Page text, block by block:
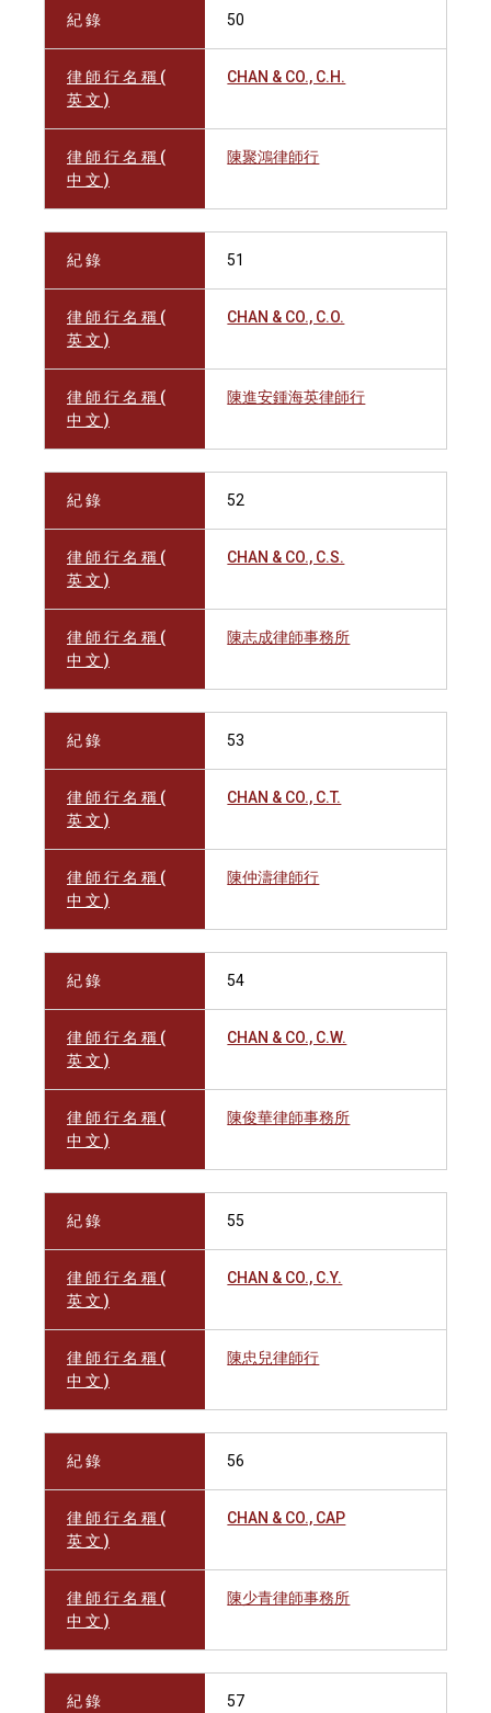
紀 錄 50
律 師 行 名 稱 (
英 文 )
CHAN & CO., C.H.
律 師 行 名 稱 (
中 文 )
陳聚鴻律師行
紀 錄 51
律 師 行 名 稱 (
英 文 )
CHAN & CO., C.O.
律 師 行 名 稱 (
中 文 )
陳進安鍾海英律師行
紀 錄 52
律 師 行 名 稱 (
英 文 )
CHAN & CO., C.S.
律 師 行 名 稱 (
中 文 )
陳志成律師事務所
紀 錄 53
律 師 行 名 稱 (
英 文 )
CHAN & CO., C.T.
律 師 行 名 稱 (
中 文 )
陳仲濤律師行
紀 錄 54
律 師 行 名 稱 (
英 文 )
CHAN & CO., C.W.
律 師 行 名 稱 (
中 文 )
陳俊華律師事務所
紀 錄 55
律 師 行 名 稱 (
英 文 )
CHAN & CO., C.Y.
律 師 行 名 稱 (
中 文 )
陳忠兒律師行
紀 錄 56
律 師 行 名 稱 (
英 文 )
CHAN & CO., CAP
律 師 行 名 稱 (
中 文 )
陳少青律師事務所
紀 錄 57